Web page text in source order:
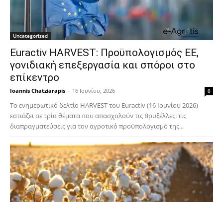
Uncategorized
Euractiv HARVEST: Προϋπολογισμός ΕΕ,
γονιδιακή επεξεργασία και σπόροι στο
επίκεντρο
Ioannis Chatziarapis - 16 Ιουνίου, 2026 0
Το ενημερωτικό δελτίο HARVEST του Euractiv (16 Ιουνίου 2026)
εστιάζει σε τρία θέματα που απασχολούν τις Βρυξέλλες: τις
διαπραγματεύσεις για τον αγροτικό προϋπολογισμό της...